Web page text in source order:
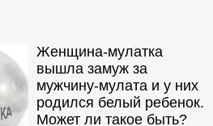
Женщина-мулатка
вышла замуж за
мужчину-мулата и у них
родился белый ребенок.
Может ли такое быть?